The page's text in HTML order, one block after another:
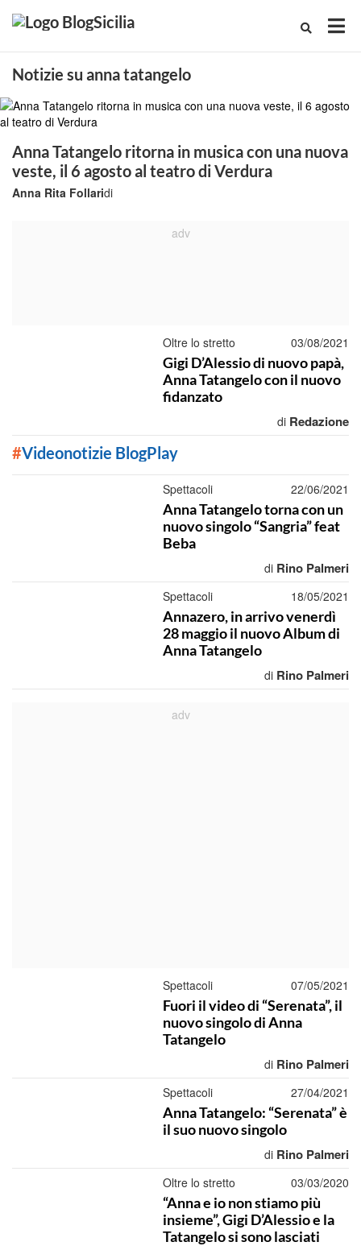
Notizie su anna tatangelo
Anna Tatangelo ritorna in musica con una nuova
veste, il 6 agosto al teatro di Verdura
di
Anna Rita Follari
Oltre lo stretto 03/08/2021
Gigi D’Alessio di nuovo papà,
Anna Tatangelo con il nuovo
fidanzato
di Redazione
#Videonotizie BlogPlay
Spettacoli 22/06/2021
Anna Tatangelo torna con un
nuovo singolo “Sangria” feat
Beba
di Rino Palmeri
Spettacoli 18/05/2021
Annazero, in arrivo venerdì
28 maggio il nuovo Album di
Anna Tatangelo
di Rino Palmeri
Spettacoli 07/05/2021
Fuori il video di “Serenata”, il
nuovo singolo di Anna
Tatangelo
di Rino Palmeri
Spettacoli 27/04/2021
Anna Tatangelo: “Serenata” è
il suo nuovo singolo
di Rino Palmeri
Oltre lo stretto 03/03/2020
“Anna e io non stiamo più
insieme”, Gigi D’Alessio e la
Tatangelo si sono lasciati